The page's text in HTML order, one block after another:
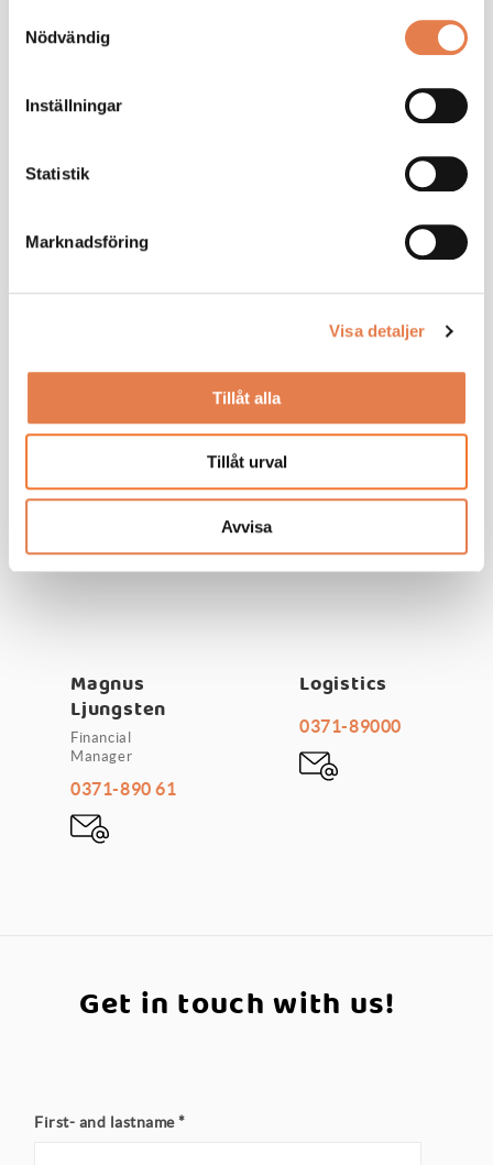
Nödvändig
Inställningar
Statistik
Marknadsföring
Visa detaljer
Tillåt alla
Tillåt urval
Avvisa
Esmir
Maslan
Support Manager
Kortelainen
Sjöberg Svensson
0371-58 82 67
Magnus
Ljungsten
Financial
Manager
0371-890 61
Logistics
0371-89000
Get in touch with us!
First- and lastname*